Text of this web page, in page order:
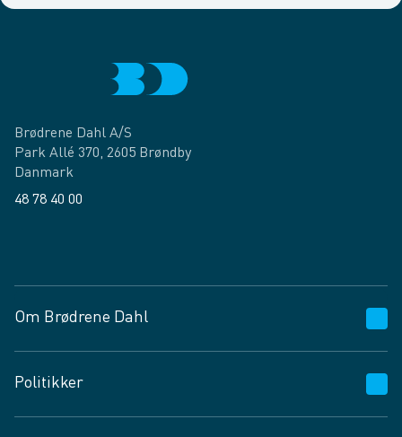
Brødrene Dahl A/S
Park Allé 370, 2605 Brøndby
Danmark
48 78 40 00
Om Brødrene Dahl
Vagttelefon 30 10 89 89
Spørgsmål og svar
Politikker